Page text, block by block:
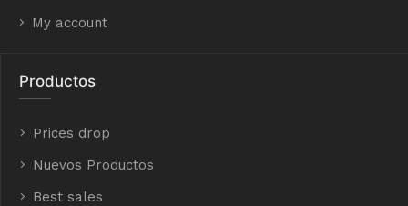
My account
Productos
Prices drop
Nuevos Productos
Best sales